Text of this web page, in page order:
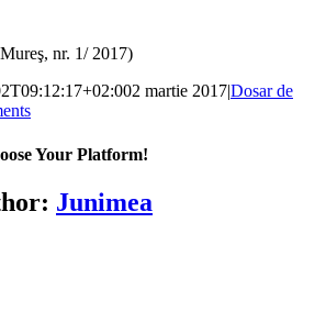
nr. 1/ 2017)
2 martie 2017|Dosar de
Your Platform!
Junimea